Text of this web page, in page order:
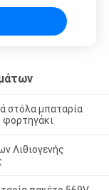
στόλα μπαταρία
φορτηγάκι
Λιθιογενής